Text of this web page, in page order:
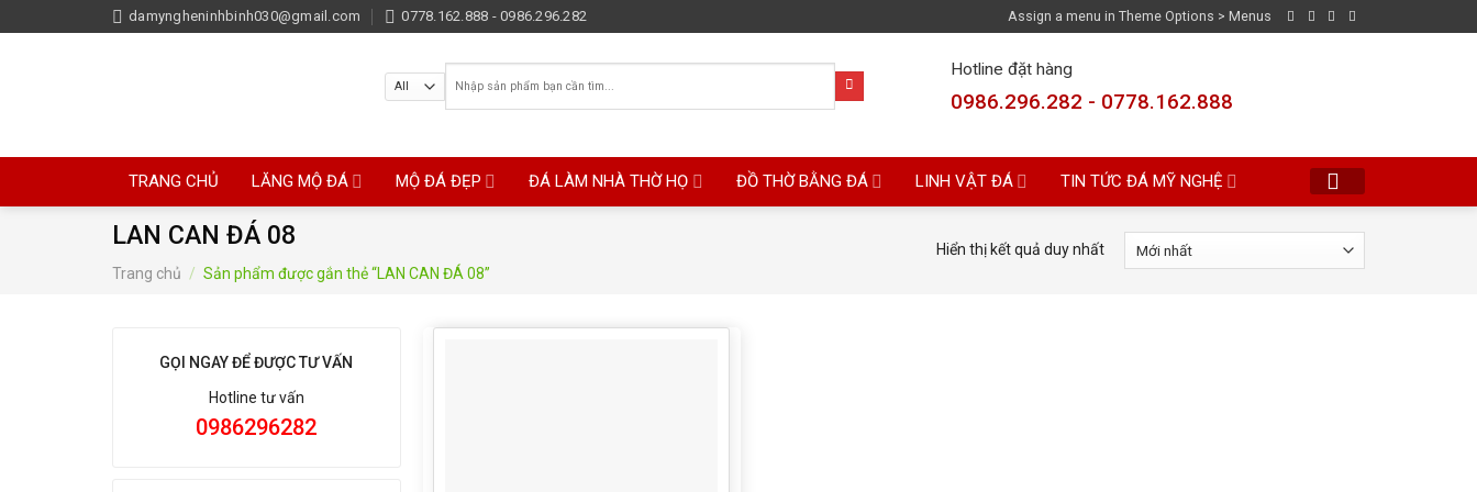
to
damyngheninhbinh030@gmail.com 0778.162.888 - 0986.296.282 Assign a menu in Theme Options > Menus
Tìm
kiếm:
Hotline đặt hàng
0986.296.282 - 0778.162.888
TRANG CHỦ LĂNG MỘ ĐÁ MỘ ĐÁ ĐẸP ĐÁ LÀM NHÀ THỜ HỌ ĐỒ THỜ BẰNG ĐÁ LINH VẬT ĐÁ TIN TỨC ĐÁ MỸ NGHỆ
LAN CAN ĐÁ 08
Trang chủ / Sản phẩm được gắn thẻ “LAN CAN ĐÁ 08”
Hiển thị kết quả duy nhất
GỌI NGAY ĐỂ ĐƯỢC TƯ VẤN
Hotline tư vấn
0986296282